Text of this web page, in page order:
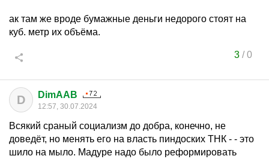
ак там же вроде бумажные деньги недорого стоят на
куб. метр их объёма.
3/0
D DimAAB
12:57, 30.07.2024
Всякий сраный социализм до добра, конечно, не
доведёт, но менять его на власть пиндоских ТНК - - это
шило на мыло. Мадуре надо было реформировать